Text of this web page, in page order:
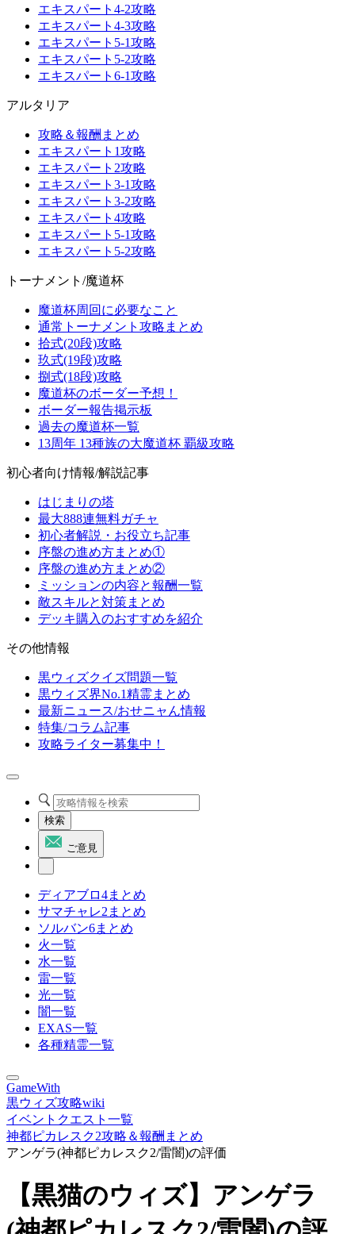
エキスパート4-2攻略
エキスパート4-3攻略
エキスパート5-1攻略
エキスパート5-2攻略
エキスパート6-1攻略
アルタリア
攻略＆報酬まとめ
エキスパート1攻略
エキスパート2攻略
エキスパート3-1攻略
エキスパート3-2攻略
エキスパート4攻略
エキスパート5-1攻略
エキスパート5-2攻略
トーナメント/魔道杯
魔道杯周回に必要なこと
通常トーナメント攻略まとめ
拾式(20段)攻略
玖式(19段)攻略
捌式(18段)攻略
魔道杯のボーダー予想！
ボーダー報告掲示板
過去の魔道杯一覧
13周年 13種族の大魔道杯 覇級攻略
初心者向け情報/解説記事
はじまりの塔
最大888連無料ガチャ
初心者解説・お役立ち記事
序盤の進め方まとめ①
序盤の進め方まとめ②
ミッションの内容と報酬一覧
敵スキルと対策まとめ
デッキ購入のおすすめを紹介
その他情報
黒ウィズクイズ問題一覧
黒ウィズ界No.1精霊まとめ
最新ニュース/おせニャん情報
特集/コラム記事
攻略ライター募集中！
検索
ご意見
ディアブロ4まとめ
サマチャレ2まとめ
ソルバン6まとめ
火一覧
水一覧
雷一覧
光一覧
闇一覧
EXAS一覧
各種精霊一覧
GameWith
黒ウィズ攻略wiki
イベントクエスト一覧
神都ピカレスク2攻略＆報酬まとめ
アンゲラ(神都ピカレスク2/雷闇)の評価
【黒猫のウィズ】アンゲラ